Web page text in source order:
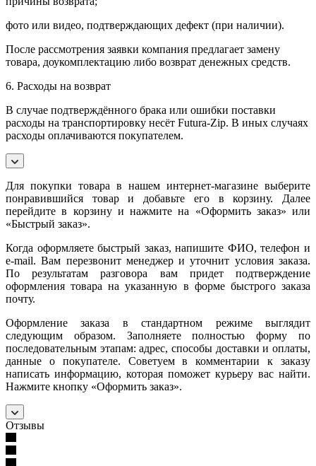
фото или видео, подтверждающих дефект (при наличии).
После рассмотрения заявки компания предлагает замену
товара, доукомплектацию либо возврат денежных средств.
6. Расходы на возврат
В случае подтверждённого брака или ошибки поставки
расходы на транспортировку несёт Futura-Zip. В иных случаях
расходы оплачиваются покупателем.
Для покупки товара в нашем интернет-магазине выберите
понравившийся товар и добавьте его в корзину. Далее
перейдите в корзину и нажмите на «Оформить заказ» или
«Быстрый заказ».
Когда оформляете быстрый заказ, напишите ФИО, телефон и
e-mail. Вам перезвонит менеджер и уточнит условия заказа.
По результатам разговора вам придет подтверждение
оформления товара на указанную в форме быстрого заказа
почту.
Оформление заказа в стандартном режиме выглядит
следующим образом. Заполняете полностью форму по
последовательным этапам: адрес, способы доставки и оплаты,
данные о покупателе. Советуем в комментарии к заказу
написать информацию, которая поможет курьеру вас найти.
Нажмите кнопку «Оформить заказ».
Отзывы